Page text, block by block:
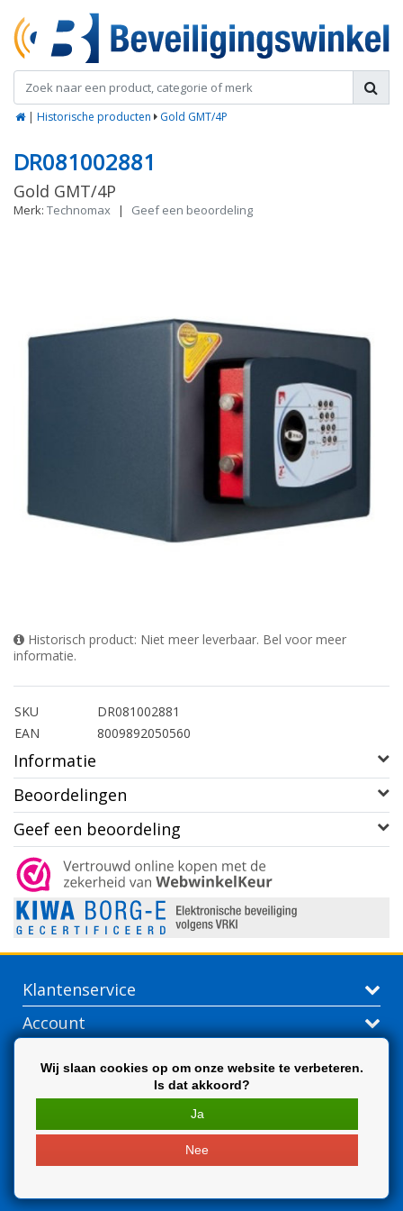
| Historische producten Gold GMT/4P
DR081002881
Gold GMT/4P
Merk: Technomax | Geef een beoordeling
Historisch product: Niet meer leverbaar. Bel voor meer
informatie.
SKU
DR081002881
EAN
8009892050560
Informatie
Beoordelingen
Geef een beoordeling
Klantenservice
Account
Wij slaan cookies op om onze website te verbeteren.
Is dat akkoord?
Ja
Nee